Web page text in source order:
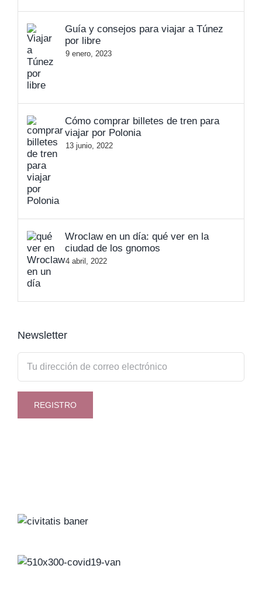
Guía y consejos para viajar a Túnez
por libre
9 enero, 2023
Cómo comprar billetes de tren para
viajar por Polonia
13 junio, 2022
Wroclaw en un día: qué ver en la
ciudad de los gnomos
4 abril, 2022
Newsletter